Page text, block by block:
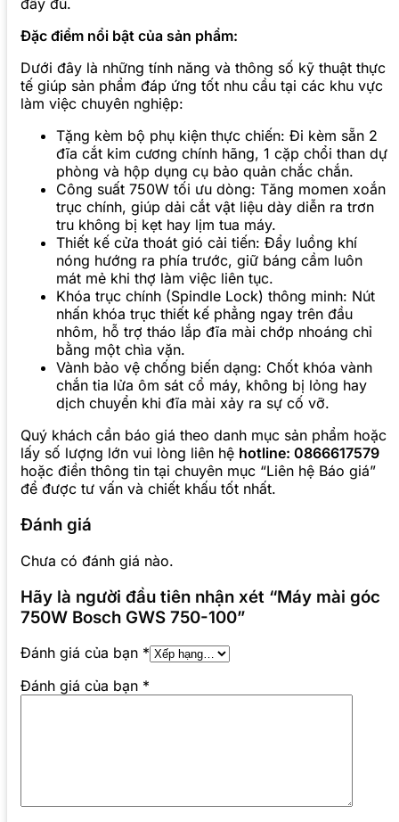
đầy đủ.
Đặc điểm nổi bật của sản phẩm:
Dưới đây là những tính năng và thông số kỹ thuật thực
tế giúp sản phẩm đáp ứng tốt nhu cầu tại các khu vực
làm việc chuyên nghiệp:
Tặng kèm bộ phụ kiện thực chiến: Đi kèm sẵn 2
đĩa cắt kim cương chính hãng, 1 cặp chổi than dự
phòng và hộp dụng cụ bảo quản chắc chắn.
Công suất 750W tối ưu dòng: Tăng momen xoắn
trục chính, giúp dải cắt vật liệu dày diễn ra trơn
tru không bị kẹt hay lịm tua máy.
Thiết kế cửa thoát gió cải tiến: Đẩy luồng khí
nóng hướng ra phía trước, giữ báng cầm luôn
mát mẻ khi thợ làm việc liên tục.
Khóa trục chính (Spindle Lock) thông minh: Nút
nhấn khóa trục thiết kế phẳng ngay trên đầu
nhôm, hỗ trợ tháo lắp đĩa mài chớp nhoáng chỉ
bằng một chìa vặn.
Vành bảo vệ chống biến dạng: Chốt khóa vành
chắn tia lửa ôm sát cổ máy, không bị lỏng hay
dịch chuyển khi đĩa mài xảy ra sự cố vỡ.
Quý khách cần báo giá theo danh mục sản phẩm hoặc
lấy số lượng lớn vui lòng liên hệ hotline: 0866617579
hoặc điền thông tin tại chuyên mục “Liên hệ Báo giá”
để được tư vấn và chiết khấu tốt nhất.
Đánh giá
Chưa có đánh giá nào.
Hãy là người đầu tiên nhận xét “Máy mài góc
750W Bosch GWS 750-100”
Đánh giá của bạn *
Đánh giá của bạn *